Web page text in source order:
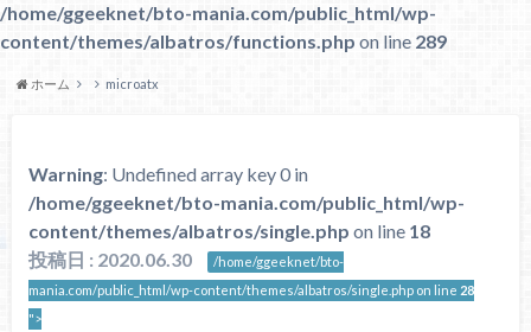
/home/ggeeknet/bto-mania.com/public_html/wp-
content/themes/albatros/functions.php on line 289
ホーム microatx
Warning: Undefined array key 0 in
/home/ggeeknet/bto-mania.com/public_html/wp-
content/themes/albatros/single.php on line 18
投稿日 : 2020.06.30
/home/ggeeknet/bto-
mania.com/public_html/wp-content/themes/albatros/single.php on line 28
">